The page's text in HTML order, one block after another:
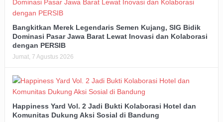
Bangkitkan Merek Legendaris Semen Kujang, SIG Bidik
Dominasi Pasar Jawa Barat Lewat Inovasi dan Kolaborasi
dengan PERSIB
Jumat, 7 Agustus 2026
Happiness Yard Vol. 2 Jadi Bukti Kolaborasi Hotel dan
Komunitas Dukung Aksi Sosial di Bandung